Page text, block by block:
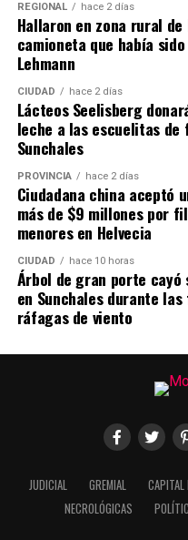
REGIONAL hace 2 días
Hallaron en zona rural de
camioneta que había
Lehmann
CIUDAD hace 2 días
Lácteos Seelisberg
leche a las escuelitas de
Sunchales
PROVINCIA hace 2 días
Ciudadana china aceptó
más de $9 millones por
menores en Helvecia
CIUDAD hace 10 horas
Árbol de gran porte cayó
en Sunchales durante
ráfagas de viento
JUDICIAL GREMIAL
NECROLÓGICAS